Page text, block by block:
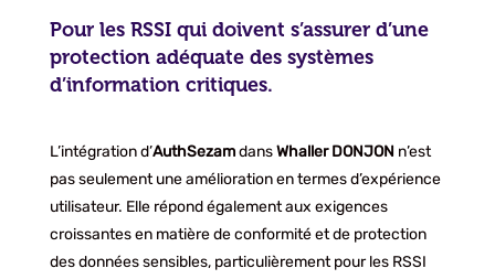
Pour les RSSI qui doivent s’assurer d’une
protection adéquate des systèmes
d’information critiques.
L’intégration d’AuthSezamdansWhaller DONJON n’est
pas seulement une amélioration en termes d’expérience
utilisateur. Elle répond également aux exigences
croissantes en matière de conformité et de protection
des données sensibles, particulièrement pour les RSSI